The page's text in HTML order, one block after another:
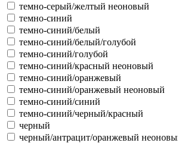
темно-серый/желтый неоновый
темно-синий
темно-синий/белый
темно-синий/белый/голубой
темно-синий/голубой
темно-синий/красный неоновый
темно-синий/оранжевый
темно-синий/оранжевый неоновый
темно-синий/синий
темно-синий/черный/красный
черный
черный/антрацит/оранжевый